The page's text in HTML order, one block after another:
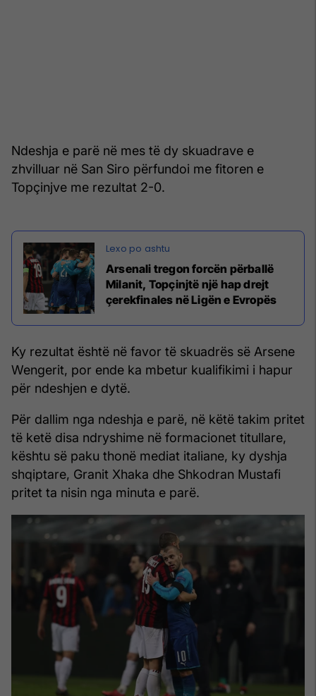
Ndeshja e parë në mes të dy skuadrave e
zhvilluar në San Siro përfundoi me fitoren e
Topçinjve me rezultat 2-0.
Arsenali tregon forcën përballë
Milanit, Topçinjtë një hap drejt
çerekfinales në Ligën e Evropës
Ky rezultat është në favor të skuadrës së Arsene
Wengerit, por ende ka mbetur kualifikimi i hapur
për ndeshjen e dytë.
Për dallim nga ndeshja e parë, në këtë takim pritet
të ketë disa ndryshime në formacionet titullare,
kështu së paku thonë mediat italiane, ky dyshja
shqiptare, Granit Xhaka dhe Shkodran Mustafi
pritet ta nisin nga minuta e parë.